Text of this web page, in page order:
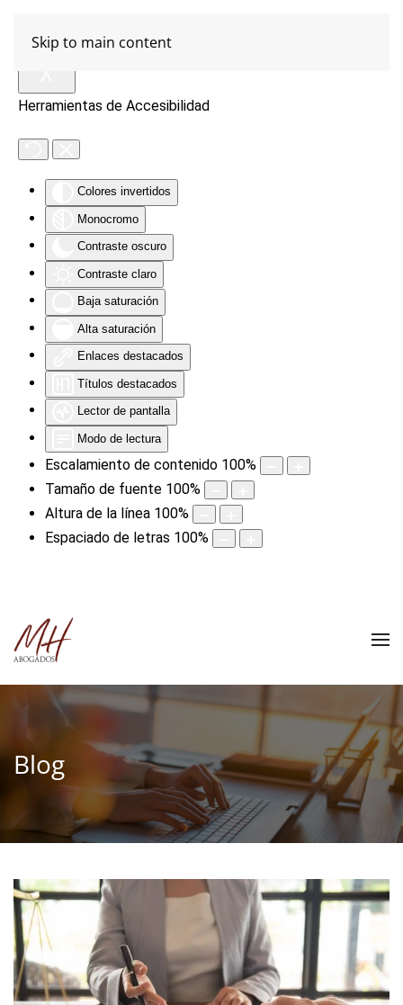
Herramientas de Accesibilidad
Colores invertidos
Monocromo
Contraste oscuro
Contraste claro
Baja saturación
Alta saturación
Enlaces destacados
Títulos destacados
Lector de pantalla
Modo de lectura
Escalamiento de contenido 100%
Tamaño de fuente 100%
Altura de la línea 100%
Espaciado de letras 100%
Skip to main content
Blog